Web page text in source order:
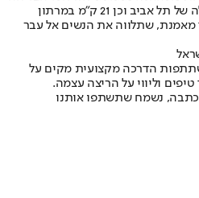
להשלים ריצת 10 ק"מ במרוץ הלילה של תל אביב וכן 21 ק"מ במרתון
מאמנת, שתלווה את הנשים אל עבר
הדרכה מקצועית מקים על
וליווי על הריצה עצמה.
נשמח שתשתפו אותנו